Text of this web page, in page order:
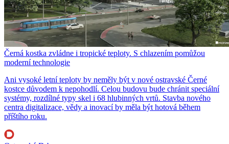
Černá kostka zvládne i tropické teploty. S chlazením pomůžou
moderní technologie
Ani vysoké letní teploty by neměly být v nové ostravské Černé
kostce důvodem k nepohodlí. Celou budovu bude chránit speciální
systémy, rozdílné typy skel i 68 hlubinných vrtů. Stavba nového
centra digitalizace, vědy a inovací by měla být hotová během
příštího roku.